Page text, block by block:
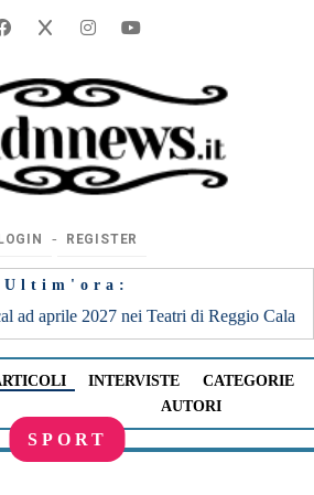
‐ REGISTER
Ultim'ora:
e Catania, uniche date al Sud | 21:36
INTERVISTE
CATEGORIE
AUTORI
SPORT